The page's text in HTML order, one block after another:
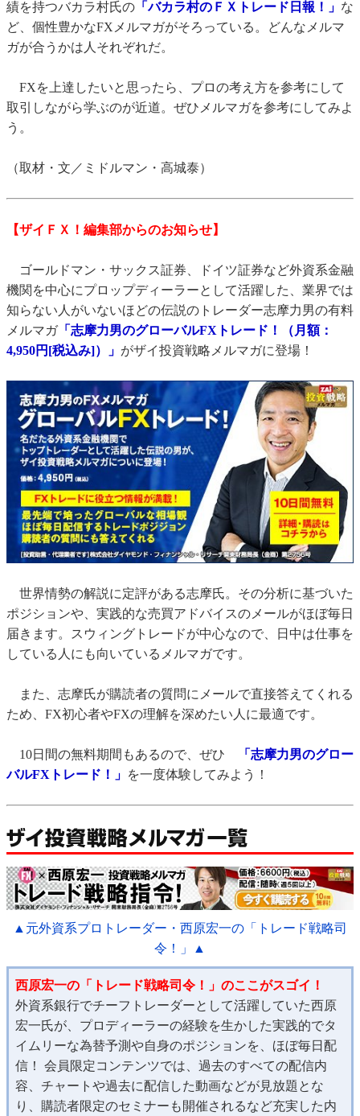
績を持つバカラ村氏の 「バカラ村のＦＸトレード日報！」 な
ど、個性豊かなFXメルマガがそろっている。どんなメルマ
ガが合うかは人それぞれだ。
FXを上達したいと思ったら、プロの考え方を参考にして
取引しながら学ぶのが近道。ぜひメルマガを参考にしてみよ
う。
（取材・文／ミドルマン・高城泰）
【ザイＦＸ！編集部からのお知らせ】
ゴールドマン・サックス証券、ドイツ証券など外資系金融
機関を中心にプロップディーラーとして活躍した、業界では
知らない人がいないほどの伝説のトレーダー志摩力男の有料
メルマガ「志摩力男のグローバルFXトレード！（月額：
4,950円[税込み]）」 がザイ投資戦略メルマガに登場！
世界情勢の解説に定評がある志摩氏。その分析に基づいた
ポジションや、実践的な売買アドバイスのメールがほぼ毎日
届きます。スウィングトレードが中心なので、日中は仕事を
している人にも向いているメルマガです。
また、志摩氏が購読者の質問にメールで直接答えてくれる
ため、FX初心者やFXの理解を深めたい人に最適です。
10日間の無料期間もあるので、ぜひ
「志摩力男のグロー
バルFXトレード！」 を一度体験してみよう！
▲元外資系プロトレーダー・西原宏一の「トレード戦略司
令！」▲
西原宏一の「トレード戦略司令！」のここがスゴイ！
外資系銀行でチーフトレーダーとして活躍していた西原
宏一氏が、プロディーラーの経験を生かした実践的でタ
イムリーな為替予測や自身のポジションを、ほぼ毎日配
信！ 会員限定コンテンツでは、過去のすべての配信内
容、チャートや過去に配信した動画などが見放題とな
り、購読者限定のセミナーも開催されるなど充実した内